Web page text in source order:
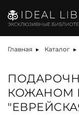
Главная Каталог
КОЖАНОМ